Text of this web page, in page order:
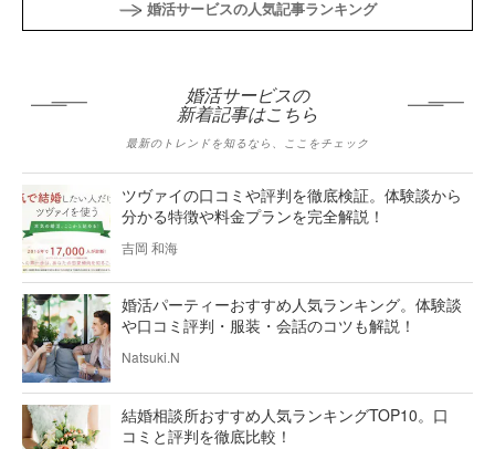
婚活サービスの人気記事ランキング
婚活サービスの
新着記事はこちら
最新のトレンドを知るなら、ここをチェック
ツヴァイの口コミや評判を徹底検証。体験談から
分かる特徴や料金プランを完全解説！
吉岡 和海
婚活パーティーおすすめ人気ランキング。体験談
や口コミ評判・服装・会話のコツも解説！
Natsuki.N
結婚相談所おすすめ人気ランキングTOP10。口
コミと評判を徹底比較！